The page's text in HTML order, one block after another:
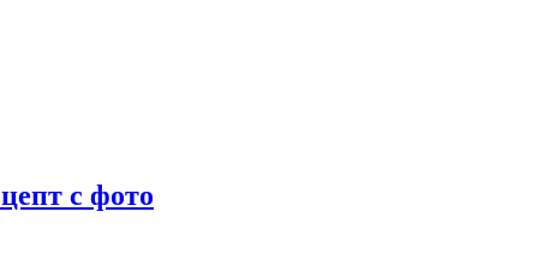
с фото